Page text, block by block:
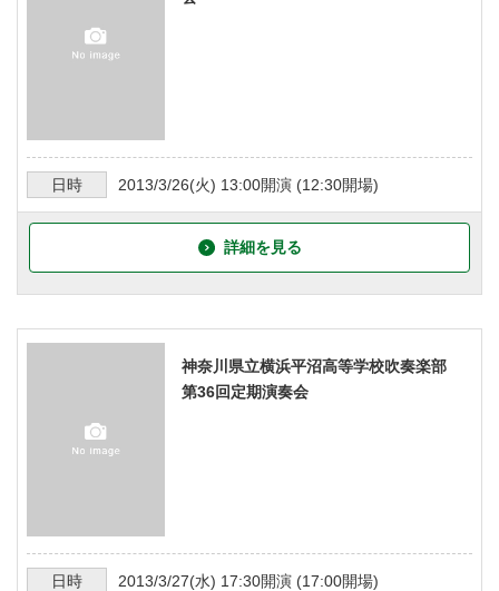
日時 2013/3/26(火) 13:00開演 (12:30開場)
詳細を見る
神奈川県立横浜平沼高等学校吹奏楽部
第36回定期演奏会
日時 2013/3/27(水) 17:30開演 (17:00開場)